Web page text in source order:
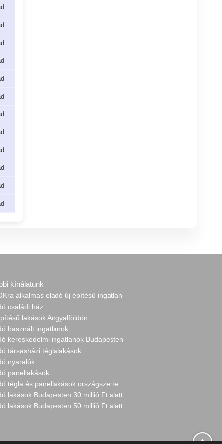
kínálatunk
alkalmas eladó új építésű ingatlan
családi ház
lakások Angyalföldön
használt ingatlanok
kereskedelmi ingatlanok Budapesten
társasházi téglalakások
nyaralók
panellakások
tégla és panellakások országszerte
lakások Budapesten 30 millió Ft alatt
lakások Budapesten 50 millió Ft alatt